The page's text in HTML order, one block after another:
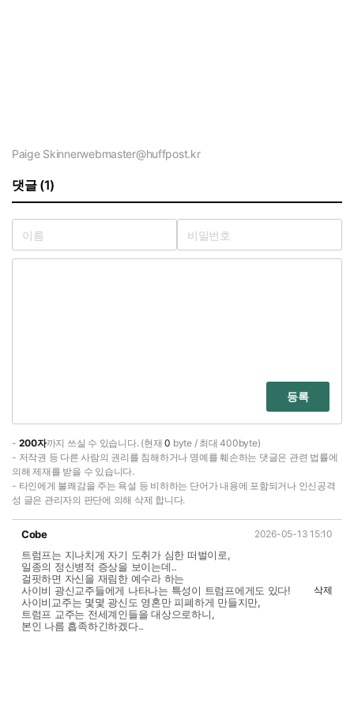
Paige Skinnerwebmaster@huffpost.kr
댓글 (1)
등록
- 200자까지 쓰실 수 있습니다. (현재0 byte / 최대 400byte)
- 저작권 등 다른 사람의 권리를 침해하거나 명예를 훼손하는 댓글은 관련 법률에
의해 제재를 받을 수 있습니다.
- 타인에게 불쾌감을 주는 욕설 등 비하하는 단어가 내용에 포함되거나 인신공격
성 글은 관리자의 판단에 의해 삭제 합니다.
Cobe 2026-05-13 15:10
트럼프는 지나치게 자기 도취가 심한 떠벌이로,
일종의 정신병적 증상을 보이는데..
걸핏하면 자신을 재림한 예수라 하는
사이비 광신교주들에게 나타나는 특성이 트럼프에게도 있다!
사이비교주는 몇몇 광신도 영혼만 피폐하게 만들지만,
트럼프 교주는 전세계인들을 대상으로하니,
본인 나름 흡족하긴하겠다..
삭제